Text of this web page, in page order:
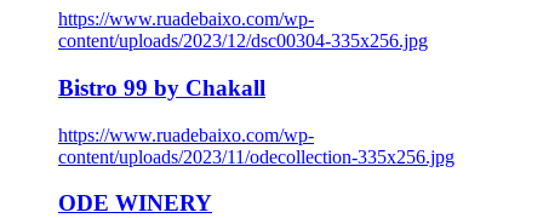
https://www.ruadebaixo.com/wp-
content/uploads/2023/12/dsc00304-335x256.jpg
Bistro 99 by Chakall
https://www.ruadebaixo.com/wp-
content/uploads/2023/11/odecollection-335x256.jpg
ODE WINERY